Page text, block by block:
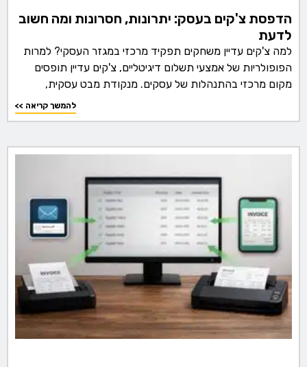
הדפסת צ'קים בעסק: יתרונות, חסרונות ומה חשוב
לדעת
למה צ'קים עדיין משחקים תפקיד מרכזי במגזר העסקי? למרות
הפופולריות של אמצעי תשלום דיגיטליים, צ'קים עדיין תופסים
מקום מרכזי בהתנהלות של עסקים. מנקודת מבט עסקית,
<< להמשך קריאה